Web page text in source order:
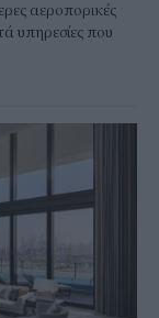
αεροπορικές
υπηρεσίες που